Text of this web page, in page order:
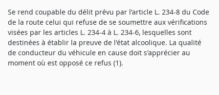
Se rend coupable du délit prévu par l'article L. 234-8 du Code
de la route celui qui refuse de se soumettre aux vérifications
visées par les articles L. 234-4 à L. 234-6, lesquelles sont
destinées à établir la preuve de l'état alcoolique. La qualité
de conducteur du véhicule en cause doit s'apprécier au
moment où est opposé ce refus (1).